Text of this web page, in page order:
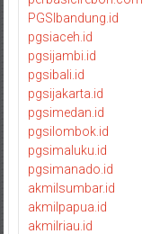
PGSIbandung.id
pgsiaceh.id
pgsijambi.id
pgsibali.id
pgsijakarta.id
pgsimedan.id
pgsilombok.id
pgsimaluku.id
pgsimanado.id
akmilsumbar.id
akmilpapua.id
akmilriau.id